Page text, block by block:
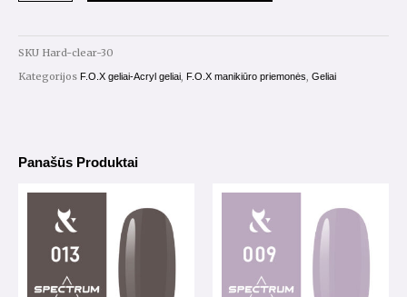
Clear
30ml.
SKU Hard-clear-30
Kategorijos F.O.X geliai-Acryl geliai, F.O.X manikiūro priemonės, Geliai
Panašūs Produktai